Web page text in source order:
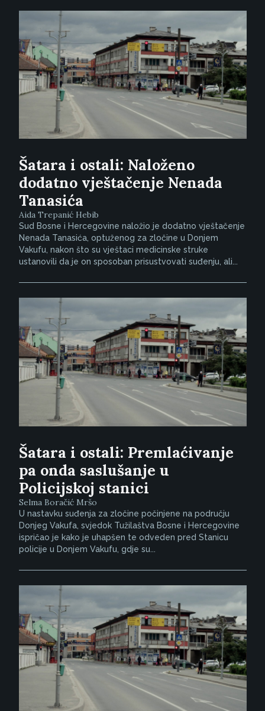
Šatara i ostali: Naloženo
dodatno vještačenje Nenada
Tanasića
Aida Trepanić Hebib
Sud Bosne i Hercegovine naložio je dodatno vještačenje
Nenada Tanasića, optuženog za zločine u Donjem
Vakufu, nakon što su vještaci medicinske struke
ustanovili da je on sposoban prisustvovati suđenju, ali...
Šatara i ostali: Premlaćivanje
pa onda saslušanje u
Policijskoj stanici
Selma Boračić Mršo
U nastavku suđenja za zločine počinjene na području
Donjeg Vakufa, svjedok Tužilaštva Bosne i Hercegovine
ispričao je kako je uhapšen te odveden pred Stanicu
policije u Donjem Vakufu, gdje su...